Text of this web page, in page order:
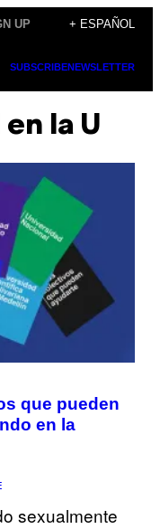
UP + ESPAÑOL
SUBSCRIBENEWSLETTER
la U
que pueden
en la